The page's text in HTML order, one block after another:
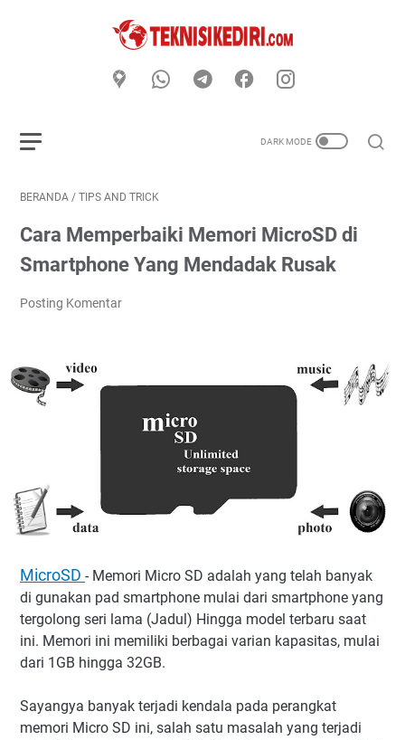
BERANDA / TIPS AND TRICK
Cara Memperbaiki Memori MicroSD di
Smartphone Yang Mendadak Rusak
Posting Komentar
MicroSD - Memori Micro SD adalah yang telah banyak
di gunakan pad smartphone mulai dari smartphone yang
tergolong seri lama (Jadul) Hingga model terbaru saat
ini. Memori ini memiliki berbagai varian kapasitas, mulai
dari 1GB hingga 32GB.
Sayangya banyak terjadi kendala pada perangkat
memori Micro SD ini, salah satu masalah yang terjadi